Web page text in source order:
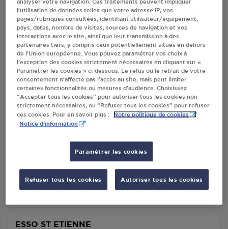
S'Y RENDRE
STATION GPL CARBURANT TOTAL ST
ETIENNE
100 RUE DE LA MONTAT
42000ST ETIENNE
S'Y RENDRE
LA TERRASSE MASSENET - 11 AVENUE DE VERDUN
S'Y RENDRE
ESSO ST ETIENNE
analyser votre navigation. Ces traitements peuvent impliquer
l’utilisation de données telles que votre adresse IP, vos
pages/rubriques consultées, identifiant utilisateur/équipement,
pays, dates, nombre de visites, sources de navigation et vos
interactions avec le site, ainsi que leur transmission à des
partenaires tiers, y compris ceux potentiellement situés en dehors
de l’Union européenne. Vous pouvez paramétrer vos choix à
l’exception des cookies strictement nécessaires en cliquant sur «
Paramétrer les cookies » ci-dessous. Le refus ou le retrait de votre
consentement n’affecte pas l’accès au site, mais peut limiter
certaines fonctionnalités ou mesures d’audience. Choisissez
“Accepter tous les cookies” pour autoriser tous les cookies non
strictement nécessaires, ou “Refuser tous les cookies” pour refuser
ces cookies. Pour en savoir plus :
Notre politique de cookies
Notice d'information
Paramétrer les cookies
Refuser tous les cookies Autoriser tous les cookies